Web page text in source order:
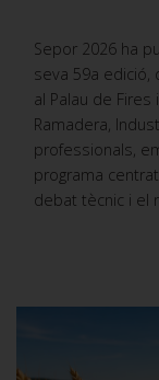
Sepor 2026 ha
seva 59a edició,
al Palau de Fires
Ramadera,
professionals,
programa
debat tècnic i el